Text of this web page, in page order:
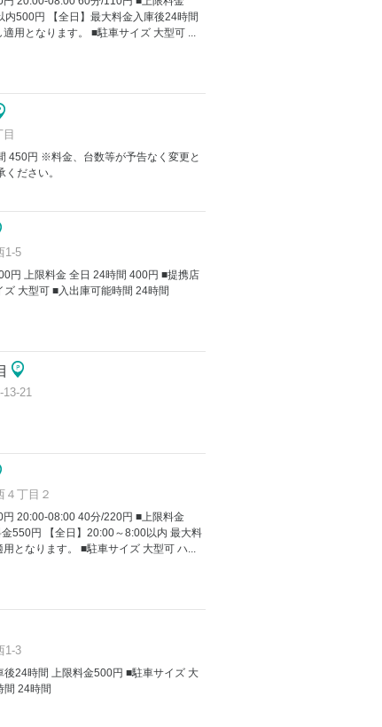
内500円 【全日】最大料金入庫後24時間
用となります。 ■駐車サイズ 大型可 ...
450円 ※料金、台数等が予告なく変更と
ださい。
1-5
円 上限料金 全日 24時間 400円 ■提携店
大型可 ■入出庫可能時間 24時間
21
４丁目２
20:00-08:00 40分/220円 ■上限料金
550円 【全日】20:00～8:00以内 最大料
となります。 ■駐車サイズ 大型可 ハ...
1-3
24時間 上限料金500円 ■駐車サイズ 大
間 24時間